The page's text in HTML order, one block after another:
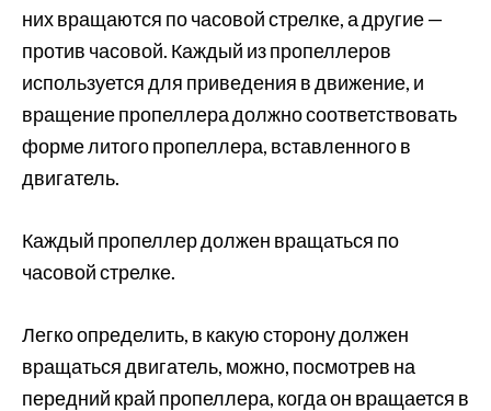
них вращаются по часовой стрелке, а другие —
против часовой. Каждый из пропеллеров
используется для приведения в движение, и
вращение пропеллера должно соответствовать
форме литого пропеллера, вставленного в
двигатель.
Каждый пропеллер должен вращаться по
часовой стрелке.
Легко определить, в какую сторону должен
вращаться двигатель, можно, посмотрев на
передний край пропеллера, когда он вращается в